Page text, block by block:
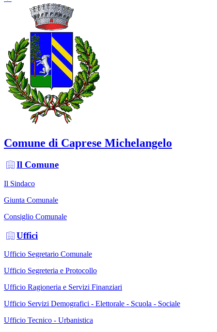
Comune di Caprese Michelangelo
Il Comune
Il Sindaco
Giunta Comunale
Consiglio Comunale
Uffici
Ufficio Segretario Comunale
Ufficio Segreteria e Protocollo
Ufficio Ragioneria e Servizi Finanziari
Ufficio Servizi Demografici - Elettorale - Scuola - Sociale
Ufficio Tecnico - Urbanistica